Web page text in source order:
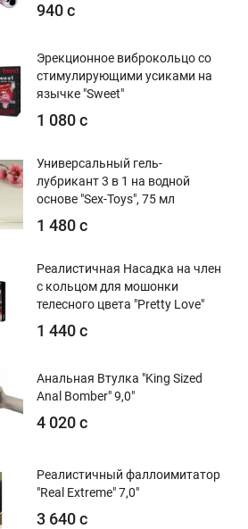
940 с
Эрекционное виброкольцо со
стимулирующими усиками на
язычке "Sweet"
1 080 с
Универсальный гель-
лубрикант 3 в 1 на водной
основе "Sex-Toys", 75 мл
1 480 с
Реалистичная Насадка на член
с кольцом для мошонки
телесного цвета "Pretty Love"
1 440 с
Анальная Втулка "King Sized
Anal Bomber" 9,0"
4 020 с
Реалистичный фаллоимитатор
"Real Extreme" 7,0"
3 640 с